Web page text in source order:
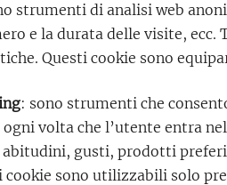
strumenti di analisi web
e la durata delle visite,
Questi cookie sono
: sono strumenti che
volta che l’utente entra
gusti, prodotti
sono utilizzabili solo